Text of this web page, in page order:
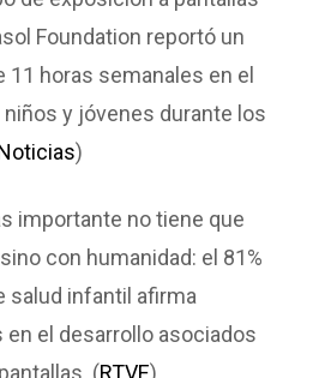
Foundation reportó un
11 horas semanales en el
y jóvenes durante los
)
importante no tiene que
con humanidad: el 81%
salud infantil afirma
el desarrollo asociados
(RTVE)